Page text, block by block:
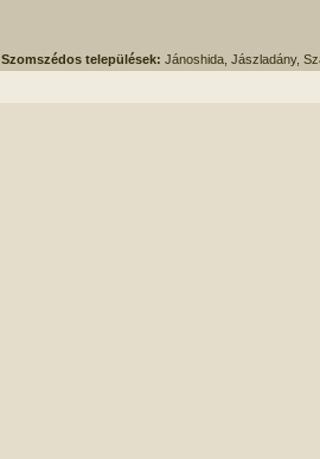
Szomszédos települések: Jánoshida, Jászladány,